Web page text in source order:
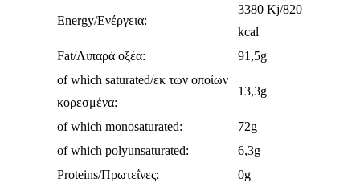
Energy/Ενέργεια:
3380 Kj/820
kcal
Fat/Λιπαρά oξέα:
91,5g
οf which saturated/εκ των οποίων
κορεσμένα:
13,3g
οf which monosaturated:
72g
of which polyunsaturated:
6,3g
Proteins/Πρωτεΐνες:
0g